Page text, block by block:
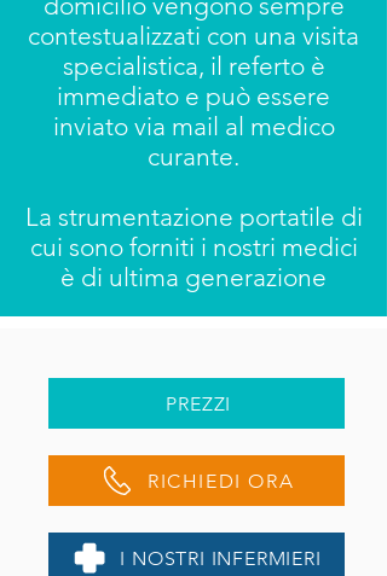
contestualizzati con una visita
specialistica, il referto è
immediato e può essere
inviato via mail al medico
curante.
La strumentazione portatile di
cui sono forniti i nostri medici
è di ultima generazione
PREZZI
RICHIEDI ORA
I NOSTRI INFERMIERI